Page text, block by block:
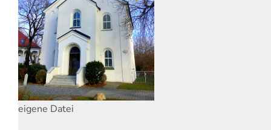
eigene Datei